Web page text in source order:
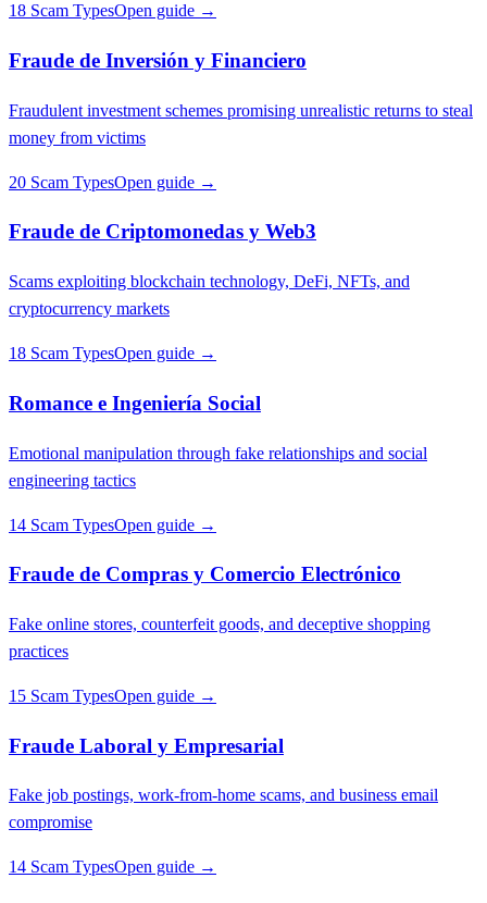
18 Scam TypesOpen guide →
Fraude de Inversión y Financiero
Fraudulent investment schemes promising unrealistic returns to steal
money from victims
20 Scam TypesOpen guide →
Fraude de Criptomonedas y Web3
Scams exploiting blockchain technology, DeFi, NFTs, and
cryptocurrency markets
18 Scam TypesOpen guide →
Romance e Ingeniería Social
Emotional manipulation through fake relationships and social
engineering tactics
14 Scam TypesOpen guide →
Fraude de Compras y Comercio Electrónico
Fake online stores, counterfeit goods, and deceptive shopping
practices
15 Scam TypesOpen guide →
Fraude Laboral y Empresarial
Fake job postings, work-from-home scams, and business email
compromise
14 Scam TypesOpen guide →